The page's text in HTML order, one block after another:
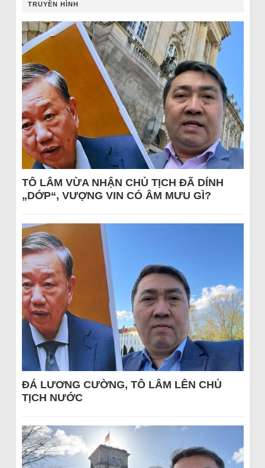
TRUYỀN HÌNH
TÔ LÂM VỪA NHẬN CHỦ TỊCH ĐÃ DÍNH
„DỚP“, VƯỢNG VIN CÓ ÂM MƯU GÌ?
ĐÁ LƯƠNG CƯỜNG, TÔ LÂM LÊN CHỦ
TỊCH NƯỚC